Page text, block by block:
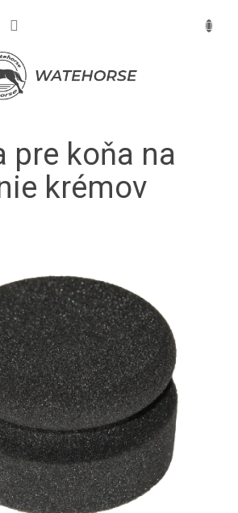
pre koňa na
krémov